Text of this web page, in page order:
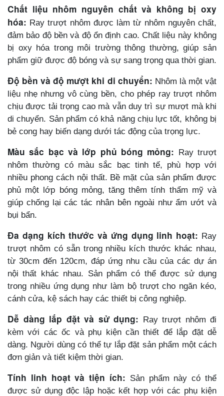
Chất liệu nhôm nguyên chất và không bị oxy
hóa: Ray trượt nhôm được làm từ nhôm nguyên chất,
đảm bảo độ bền và độ ổn định cao. Chất liệu này không
bị oxy hóa trong môi trường thông thường, giúp sản
phẩm giữ được độ bóng và sự sang trọng qua thời gian.
Độ bền và độ mượt khi di chuyển: Nhôm là một vật
liệu nhẹ nhưng vô cùng bền, cho phép ray trượt nhôm
chịu được tải trọng cao mà vẫn duy trì sự mượt mà khi
di chuyển. Sản phẩm có khả năng chịu lực tốt, không bị
bẻ cong hay biến dạng dưới tác động của trọng lực.
Màu sắc bạc và lớp phủ bóng mỏng: Ray trượt
nhôm thường có màu sắc bạc tinh tế, phù hợp với
nhiều phong cách nội thất. Bề mặt của sản phẩm được
phủ một lớp bóng mỏng, tăng thêm tính thẩm mỹ và
giúp chống lại các tác nhân bên ngoài như ẩm ướt và
bụi bẩn.
Đa dạng kích thước và ứng dụng linh hoạt: Ray
trượt nhôm có sẵn trong nhiều kích thước khác nhau,
từ 30cm đến 120cm, đáp ứng nhu cầu của các dự án
nội thất khác nhau. Sản phẩm có thể được sử dụng
trong nhiều ứng dụng như làm bộ trượt cho ngăn kéo,
cánh cửa, kệ sách hay các thiết bị công nghiệp.
Dễ dàng lắp đặt và sử dụng: Ray trượt nhôm đi
kèm với các ốc và phụ kiện cần thiết để lắp đặt dễ
dàng. Người dùng có thể tự lắp đặt sản phẩm một cách
đơn giản và tiết kiệm thời gian.
Tính linh hoạt và tiện ích: Sản phẩm này có thể
được sử dụng độc lập hoặc kết hợp với các phụ kiện